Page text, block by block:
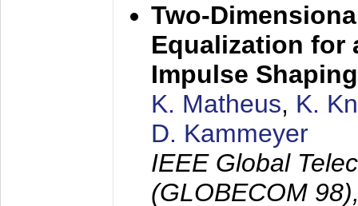
Two-
Equalization for
Impulse
K. Matheus, K.
D. Kammeyer
IEEE Global
(GLOBECOM